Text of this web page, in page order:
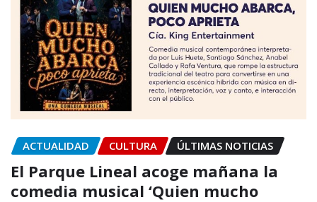
ACTUALIDAD CULTURA ÚLTIMAS NOTICIAS
El Parque Lineal acoge mañana la
comedia musical ‘Quien mucho